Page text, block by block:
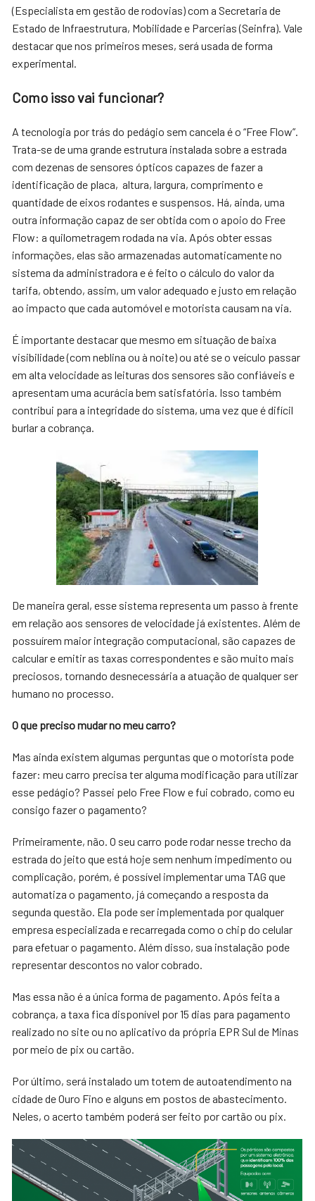
(Especialista em gestão de rodovias) com a Secretaria de
Estado de Infraestrutura, Mobilidade e Parcerias (Seinfra). Vale
destacar que nos primeiros meses, será usada de forma
experimental.
Como isso vai funcionar?
A tecnologia por trás do pedágio sem cancela é o “Free Flow”.
Trata-se de uma grande estrutura instalada sobre a estrada
com dezenas de sensores ópticos capazes de fazer a
identificação de placa, altura, largura, comprimento e
quantidade de eixos rodantes e suspensos. Há, ainda, uma
outra informação capaz de ser obtida com o apoio do Free
Flow: a quilometragem rodada na via. Após obter essas
informações, elas são armazenadas automaticamente no
sistema da administradora e é feito o cálculo do valor da
tarifa, obtendo, assim, um valor adequado e justo em relação
ao impacto que cada automóvel e motorista causam na via.
É importante destacar que mesmo em situação de baixa
visibilidade (com neblina ou à noite) ou até se o veículo passar
em alta velocidade as leituras dos sensores são confiáveis e
apresentam uma acurácia bem satisfatória. Isso também
contribui para a integridade do sistema, uma vez que é difícil
burlar a cobrança.
De maneira geral, esse sistema representa um passo à frente
em relação aos sensores de velocidade já existentes. Além de
possuírem maior integração computacional, são capazes de
calcular e emitir as taxas correspondentes e são muito mais
preciosos, tornando desnecessária a atuação de qualquer ser
humano no processo.
O que preciso mudar no meu carro?
Mas ainda existem algumas perguntas que o motorista pode
fazer: meu carro precisa ter alguma modificação para utilizar
esse pedágio? Passei pelo Free Flow e fui cobrado, como eu
consigo fazer o pagamento?
Primeiramente, não. O seu carro pode rodar nesse trecho da
estrada do jeito que está hoje sem nenhum impedimento ou
complicação, porém, é possível implementar uma TAG que
automatiza o pagamento, já começando a resposta da
segunda questão. Ela pode ser implementada por qualquer
empresa especializada e recarregada como o chip do celular
para efetuar o pagamento. Além disso, sua instalação pode
representar descontos no valor cobrado.
Mas essa não é a única forma de pagamento. Após feita a
cobrança, a taxa fica disponível por 15 dias para pagamento
realizado no site ou no aplicativo da própria EPR Sul de Minas
por meio de pix ou cartão.
Por último, será instalado um totem de autoatendimento na
cidade de Ouro Fino e alguns em postos de abastecimento.
Neles, o acerto também poderá ser feito por cartão ou pix.